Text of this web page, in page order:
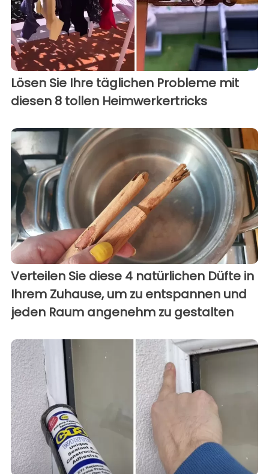
Lösen Sie Ihre täglichen Probleme mit
diesen 8 tollen Heimwerkertricks
Verteilen Sie diese 4 natürlichen Düfte in
Ihrem Zuhause, um zu entspannen und
jeden Raum angenehm zu gestalten